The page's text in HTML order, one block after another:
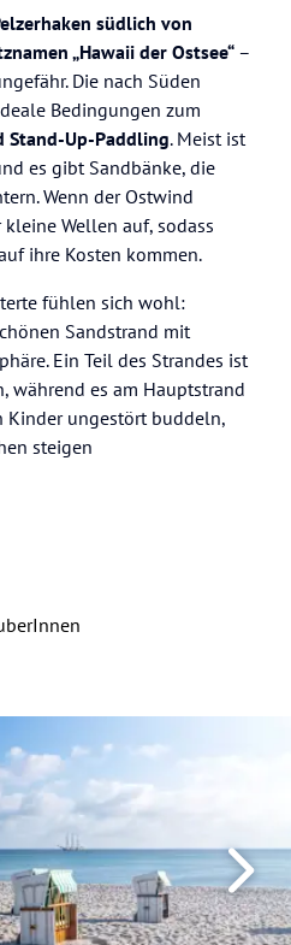
südlich von
„Hawaii der Ostsee“ –
Die nach Süden
Bedingungen zum
Stand-Up-Paddling. Meist ist
es gibt Sandbänke, die
Wenn der Ostwind
Wellen auf, sodass
ihre Kosten kommen.
fühlen sich wohl:
Sandstrand mit
Ein Teil des Strandes ist
während es am Hauptstrand
Kinder ungestört buddeln,
steigen